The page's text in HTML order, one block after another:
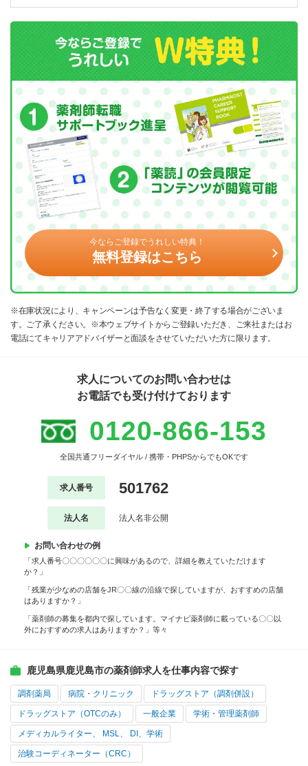
今ならご登録でうれしい特典！
無料登録はこちら
※在庫状況により、キャンペーンは予告なく変更・終了する場合がございま
す。ご了承ください。※本ウェブサイトからご登録いただき、ご来社またはお
電話にてキャリアアドバイザーと面談をさせていただいた方に限ります。
求人についてのお問い合わせは
お電話でも受け付けております
0120-866-153
全国共通フリーダイヤル / 携帯・PHPSからでもOKです
求人番号 501762
法人名 法人名非公開
お問い合わせの例
「求人番号〇〇〇〇〇〇に興味があるので、詳細を教えていただけます
か？」
「残業が少なめの店舗をJR〇〇線の沿線で探していますが、おすすめの店舗
はありますか？」
「薬剤師の募集を都内で探しています。マイナビ薬剤師に載っている〇〇以
外におすすめの求人はありますか？」等々
鹿児島県鹿児島市の薬剤師求人を仕事内容で探す
調剤薬局 病院・クリニック ドラッグストア（調剤併設）
ドラッグストア（OTCのみ） 一般企業 学術・管理薬剤師
メディカルライター、 MSL、 DI、学術
治験コーディネーター（CRC）